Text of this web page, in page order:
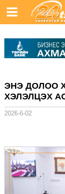
ЭНЭ ДОЛОО
ХЭЛЭЛЦЭХ
2026-6-02